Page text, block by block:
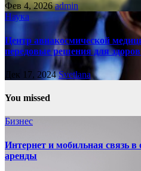
Фев 4, 2026admin
Наука
Центр авиакосмической
передовые решения для
Дек 17, 2024Svetlana
You missed
Бизнес
Интернет и мобильная связь в
аренды